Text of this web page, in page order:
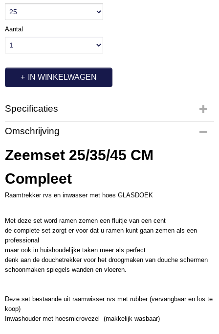
Aantal
IN WINKELWAGEN
Specificaties
Productcode
QS1000
Omschrijving
Zeemset 25/35/45 CM
Compleet
Raamtrekker rvs en inwasser met hoes GLASDOEK
Met deze set word ramen zemen een fluitje van een cent
de complete set zorgt er voor dat u ramen kunt gaan zemen als een
professional
maar ook in huishoudelijke taken meer als perfect
denk aan de douchetrekker voor het droogmaken van douche schermen
schoonmaken spiegels wanden en vloeren.
Deze set bestaande uit raamwisser rvs met rubber (vervangbaar en los te
koop)
Inwashouder met hoesmicrovezel (makkelijk wasbaar)